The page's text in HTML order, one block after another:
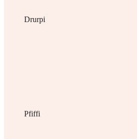
Drurpi
Pfiffi